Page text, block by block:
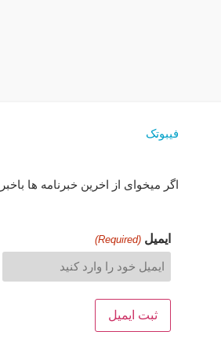
فیبوتک
اگر میخوای از اخرین خبرنامه ها
ایمیل (Required)